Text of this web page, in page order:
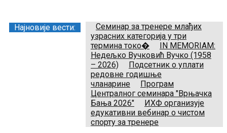
Најновије вести:
Семинар за тренере млађих
узрасних категорија у три
термина токо�
IN MEMORIAM:
Недељко Вучковић Вучко (1958
– 2026)
Подсетник о уплати
редовне годишње
чланарине
Програм
Централног семинара "Врњачка
Бања 2026"
ИХФ организује
едукативни вебинар о чистом
спорту за тренере